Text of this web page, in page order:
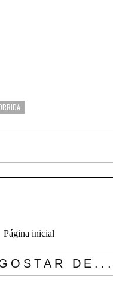
Página inicial
DE...